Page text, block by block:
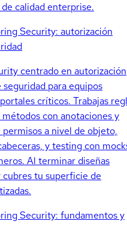
calidad enterprise.
Security: autorización
centrado en autorización
para equipos
críticos. Trabajas
con anotaciones y
a nivel de objeto,
y testing con
Al terminar diseñas
cubres tu superficie de
Security: fundamentos y